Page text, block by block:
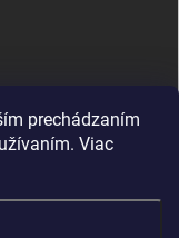
prechádzaním
Viac